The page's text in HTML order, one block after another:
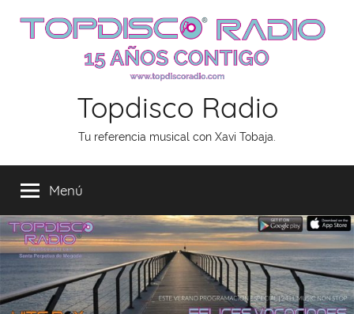
Topdisco Radio
Tu referencia musical con Xavi Tobaja.
Menú